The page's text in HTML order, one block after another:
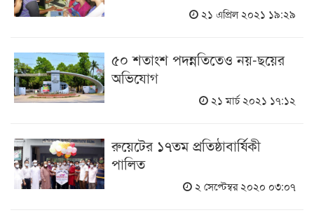
২১ এপ্রিল ২০২১ ১৯:২৯
৫০ শতাংশ পদন্নতিতেও নয়-ছয়ের
অভিযোগ
২১ মার্চ ২০২১ ১৭:১২
রুয়েটের ১৭তম প্রতিষ্ঠাবার্ষিকী
পালিত
২ সেপ্টেম্বর ২০২০ ০৩:০৭